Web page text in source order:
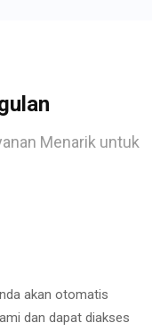
Menarik untuk
akan otomatis
dan dapat diakses